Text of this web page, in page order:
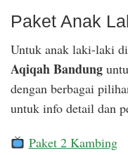
Paket Anak
Untuk anak laki-laki
Aqiqah Bandung
dengan berbagai
untuk info detail dan
Paket 2 Kambing